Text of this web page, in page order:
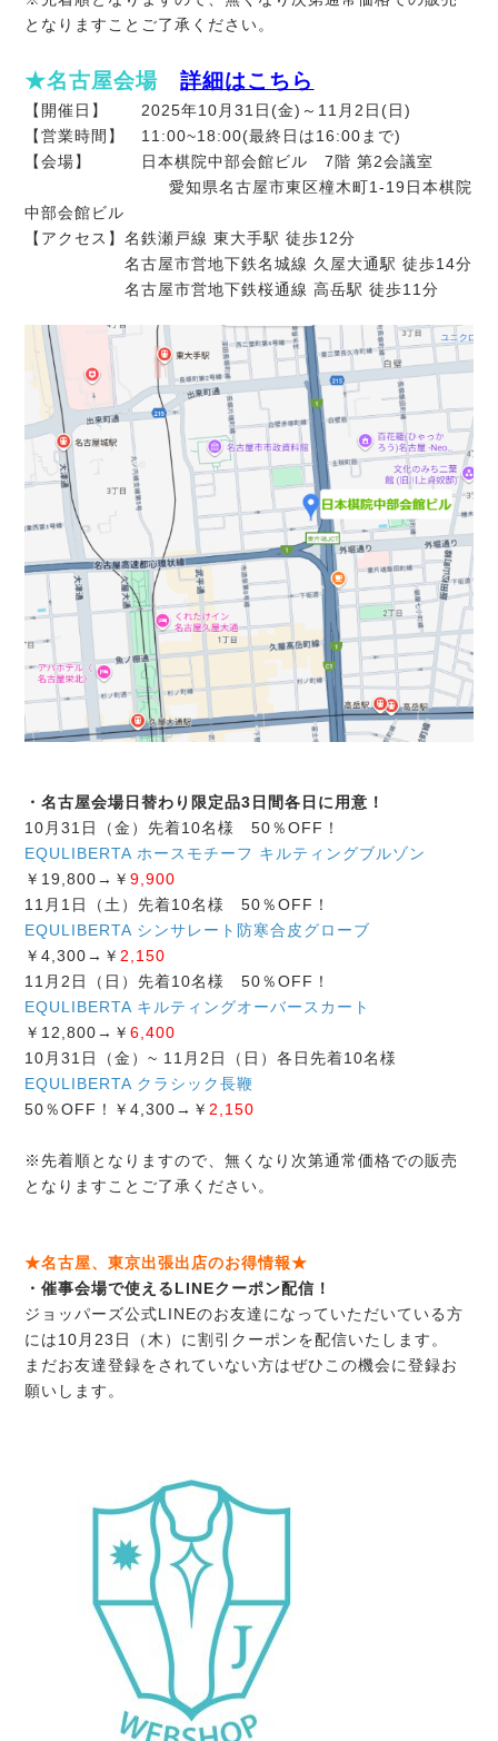
となりますことご了承ください。
★名古屋会場詳細はこちら
【開催日】 2025年10月31日(金)～11月2日(日)
【営業時間】 11:00~18:00(最終日は16:00まで)
【会場】 日本棋院中部会館ビル 7階 第2会議室
愛知県名古屋市東区橦木町1-19日本棋院
中部会館ビル
【アクセス】名鉄瀬戸線 東大手駅 徒歩12分
名古屋市営地下鉄名城線 久屋大通駅 徒歩14分
名古屋市営地下鉄桜通線 高岳駅 徒歩11分
・名古屋会場日替わり限定品3日間各日に用意！
10月31日（金）先着10名様 50％OFF！
EQULIBERTA ホースモチーフ キルティングブルゾン
￥19,800→￥9,900
11月1日（土）先着10名様 50％OFF！
EQULIBERTA シンサレート防寒合皮グローブ
￥4,300→￥2,150
11月2日（日）先着10名様 50％OFF！
EQULIBERTA キルティングオーバースカート
￥12,800→￥6,400
10月31日（金）~ 11月2日（日）各日先着10名様
EQULIBERTA クラシック長鞭
50％OFF！￥4,300→￥2,150
※先着順となりますので、無くなり次第通常価格での販売
となりますことご了承ください。
★名古屋、東京出張出店のお得情報★
・催事会場で使えるLINEクーポン配信！
ジョッパーズ公式LINEのお友達になっていただいている方
には10月23日（木）に割引クーポンを配信いたします。
まだお友達登録をされていない方はぜひこの機会に登録お
願いします。